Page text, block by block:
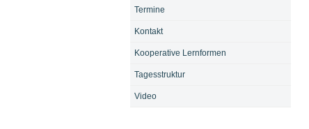
Termine
Kontakt
Kooperative Lernformen
Tagesstruktur
Video